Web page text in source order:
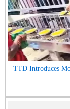
TTD Introduces